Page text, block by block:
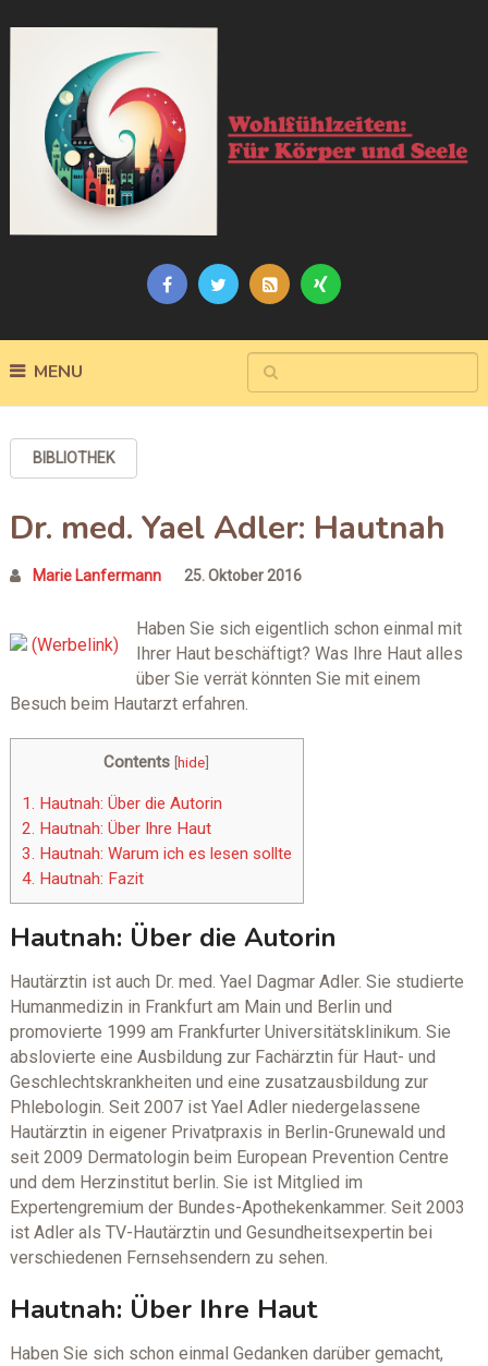
MENU
BIBLIOTHEK
Dr. med. Yael Adler: Hautnah
Marie Lanfermann 25. Oktober 2016
Haben Sie sich eigentlich schon einmal mit
Ihrer Haut beschäftigt? Was Ihre Haut alles
über Sie verrät könnten Sie mit einem
Besuch beim Hautarzt erfahren.
Contents [hide]
1. Hautnah: Über die Autorin
2. Hautnah: Über Ihre Haut
3. Hautnah: Warum ich es lesen sollte
4. Hautnah: Fazit
Hautnah: Über die Autorin
Hautärztin ist auch Dr. med. Yael Dagmar Adler. Sie studierte
Humanmedizin in Frankfurt am Main und Berlin und
promovierte 1999 am Frankfurter Universitätsklinikum. Sie
abslovierte eine Ausbildung zur Fachärztin für Haut- und
Geschlechtskrankheiten und eine zusatzausbildung zur
Phlebologin. Seit 2007 ist Yael Adler niedergelassene
Hautärztin in eigener Privatpraxis in Berlin-Grunewald und
seit 2009 Dermatologin beim European Prevention Centre
und dem Herzinstitut berlin. Sie ist Mitglied im
Expertengremium der Bundes-Apothekenkammer. Seit 2003
ist Adler als TV-Hautärztin und Gesundheitsexpertin bei
verschiedenen Fernsehsendern zu sehen.
Hautnah: Über Ihre Haut
Haben Sie sich schon einmal Gedanken darüber gemacht,